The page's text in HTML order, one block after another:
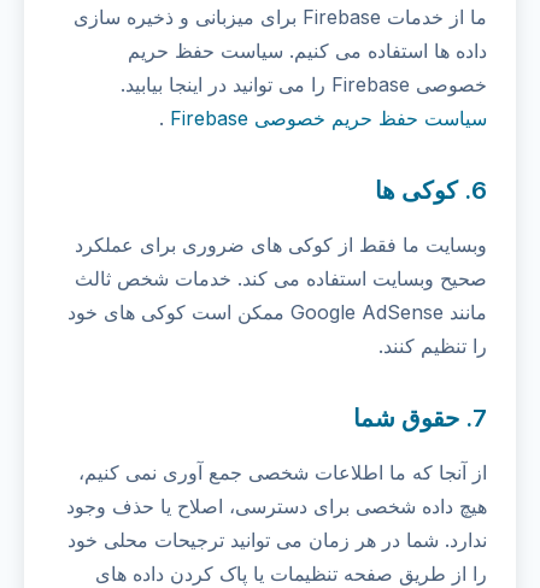
ما از خدمات Firebase برای میزبانی و ذخیره سازی
داده ها استفاده می کنیم. سیاست حفظ حریم
خصوصی Firebase را می توانید در اینجا بیابید.
سیاست حفظ حریم خصوصی Firebase
.
6. کوکی ها
وبسایت ما فقط از کوکی های ضروری برای عملکرد
صحیح وبسایت استفاده می کند. خدمات شخص ثالث
مانند Google AdSense ممکن است کوکی های خود
را تنظیم کنند.
7. حقوق شما
از آنجا که ما اطلاعات شخصی جمع آوری نمی کنیم،
هیچ داده شخصی برای دسترسی، اصلاح یا حذف وجود
ندارد. شما در هر زمان می توانید ترجیحات محلی خود
را از طریق صفحه تنظیمات یا پاک کردن داده های